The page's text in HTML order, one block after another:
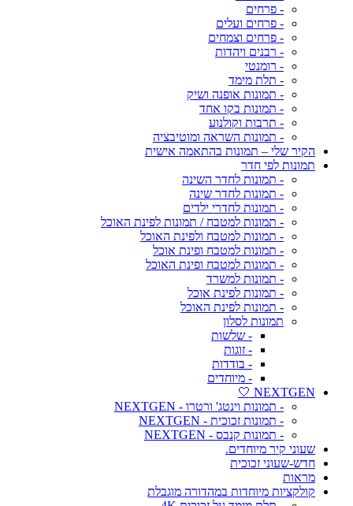
- פרחים
- פרחים ועלים
- פרחים וצמחים
- רבנים ויהדות
- רומנטי
- תלת מימד
- תמונות אופנה ושיק
- תמונות בקו אחד
- תרבות וקולנוע
- תמונות השראה ומוטיבציה
הקיר שלי – תמונות בהתאמה אישית
תמונות לפי חדר
- תמונות לחדר השינה
- תמונות לחדר שינה
- תמונות לחדרי ילדים
- תמונות למטבח / תמונות לפינת האוכל
- תמונות למטבח ולפינת האוכל
- תמונות למטבח ופינת אוכל
- תמונות למטבח ופינת האוכל
- תמונות למשרד
- תמונות לפינת אוכל
- תמונות לפינת האוכל
תמונות לסלון
- שלשות
- זוגות
- בודדות
- מיוחדים
NEXTGEN 🤍
- תמונות וינטג' ורטרו - NEXTGEN
- תמונות זכוכית - NEXTGEN
- תמונות קנבס - NEXTGEN
שעוני קיר מיוחדים.
חדש-שעוני זכוכית
מראות
קולקציות מיוחדות במהדורה מוגבלת